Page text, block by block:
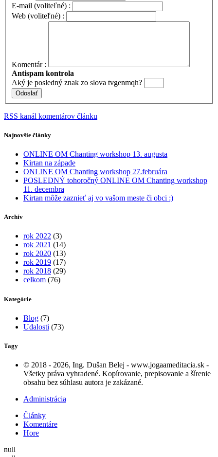
E-mail (voliteľné) :
Web (voliteľné) :
Komentár :
Antispam kontrola
Aký je posledný znak zo slova tvgenmqh?
RSS kanál komentárov článku
Najnovšie články
ONLINE OM Chanting workshop 13. augusta
Kirtan na západe
ONLINE OM Chanting workshop 27.februára
POSLEDNÝ tohoročný ONLINE OM Chanting workshop
11. decembra
Kirtan môže zaznieť aj vo vašom meste či obci :)
Archív
rok 2022 (3)
rok 2021 (14)
rok 2020 (13)
rok 2019 (17)
rok 2018 (29)
celkom (76)
Kategórie
Blog (7)
Udalosti (73)
Tagy
© 2018 - 2026, Ing. Dušan Belej - www.jogaameditacia.sk -
Všetky práva vyhradené. Kopírovanie, prepisovanie a šírenie
obsahu bez súhlasu autora je zakázané.
Administrácia
Články
Komentáre
Hore
null